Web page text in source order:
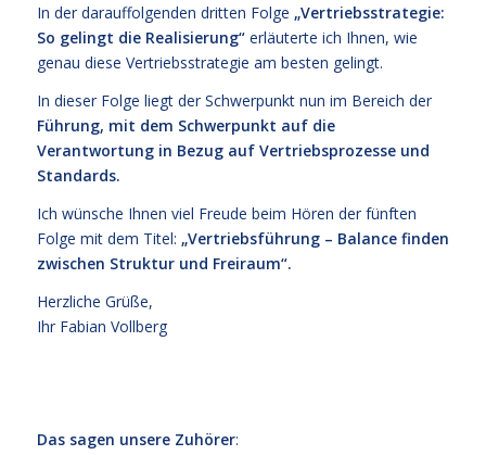
In der darauffolgenden dritten Folge „Vertriebsstrategie:
So gelingt die Realisierung“erläuterte ich Ihnen, wie
genau diese Vertriebsstrategie am besten gelingt.
In dieser Folge liegt der Schwerpunkt nun im Bereich der
Führung, mit dem Schwerpunkt auf die
Verantwortung in Bezug auf Vertriebsprozesse und
Standards.
Ich wünsche Ihnen viel Freude beim Hören der fünften
Folge mit dem Titel: „Vertriebsführung ­– Balance finden
zwischen Struktur und Freiraum“.
Herzliche Grüße,
Ihr Fabian Vollberg
Das sagen unsere Zuhörer: